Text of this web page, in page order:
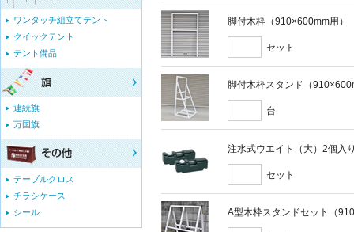
脚付木枠（910×600mm用）
セット
脚付木枠スタンド（
台
注水式ウエイト（大）2個入
セット
A型木枠スタンドセット（
ワンタッチ組立てテント
クイックテント
テント備品
連続旗
万国旗
テーブルクロス
チラシケース
シール